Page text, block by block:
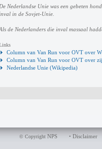
De Nederlandse Unie was een gebeten
inval in de Sovjet-Unie.
de Nederlanders die inval massaal
Column van Van Run voor OVT over
Column van Van Run voor OVT over
Nederlandse Unie (Wikipedia)
© Copyright NPS • Disclaimer